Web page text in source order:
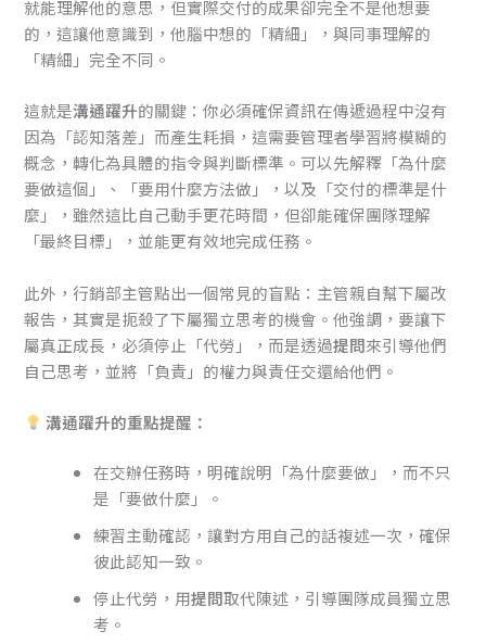
就能理解他的意思，但實際交付的成果卻完全不是他想要
的，這讓他意識到，他腦中想的「精細」，與同事理解的
「精細」完全不同。
這就是溝通躍升的關鍵：你必須確保資訊在傳遞過程中沒有
因為「認知落差」而產生耗損，這需要管理者學習將模糊的
概念，轉化為具體的指令與判斷標準。可以先解釋「為什麼
要做這個」、「要用什麼方法做」，以及「交付的標準是什
麼」，雖然這比自己動手更花時間，但卻能確保團隊理解
「最終目標」，並能更有效地完成任務。
此外，行銷部主管點出一個常見的盲點：主管親自幫下屬改
報告，其實是扼殺了下屬獨立思考的機會。他強調，要讓下
屬真正成長，必須停止「代勞」，而是透過提問來引導他們
自己思考，並將「負責」的權力與責任交還給他們。
溝通躍升的重點提醒：
在交辦任務時，明確說明「為什麼要做」，而不只
是「要做什麼」。
練習主動確認，讓對方用自己的話複述一次，確保
彼此認知一致。
停止代勞，用提問取代陳述，引導團隊成員獨立思
考。